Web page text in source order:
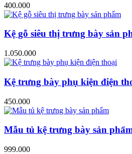
400.000
Kệ gỗ siêu thị trưng bày sản
1.050.000
Kệ trưng bày phụ kiện điện
450.000
Mẫu tủ kệ trưng bày sản
999.000